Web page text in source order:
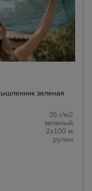
зеленая
35 г/м2.
зеленый.
2x100 м.
рулон.